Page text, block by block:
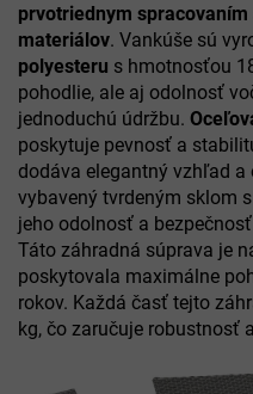
prvotriednym
materiálov. Vankúše sú
polyesteru s hmotnosťou
pohodlie, ale aj odolnosť
jednoduchú údržbu.
poskytuje pevnosť a
dodáva elegantný vzhľad
vybavený tvrdeným sklom
jeho odolnosť a
Táto záhradná súprava je
poskytovala maximálne
rokov. Každá časť tejto
kg, čo zaručuje robustnosť